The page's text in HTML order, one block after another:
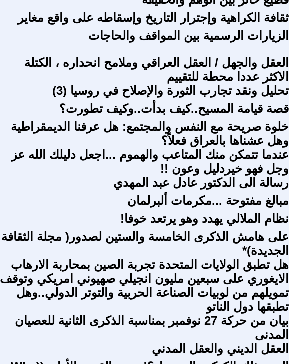
ثقافة الكراهية وإجترار التاريخ وإسقاطه على واقع مغاير
الزيارات الرسمية بين المواقف والحاجات
العقل والجهل / العقل العراقي وملامح انحداره ، الكتلة
الاكثر عددا محطة للتقييم
تحليل ونقد تجارب الثورة والإصلاح في روسيا (3)
قصة قيامة المسيح..كيف بدأت..وكيف تطورت؟
خلوة صريحة مع النفس والمجتمع: هل عرفنا الديمقراطية
وهل عشناها بالعراق فعلاً؟
عندما تتمكن منك المتاعب والهموم ...اجعل دليلك الله عز
وجل فهو خيردليل وعون !!
رسالة الى الدكتور عادل عبد المهدي
مبالغ مفتوحة ...مكرمات ألبرلمان
نظام الملالي يهدد وهو يرتعد خوفا!
على هامش الذكرى الخامسة والستين لصدور( مجلة الثقافة
الجديدة)*
هل تطبق الولايات المتحدة تجربة الصين بمحاربة الارهاب
الايغوري على سبعين مليون انجيلي صهيوني امريكي وتوقف
تمويلهم من لوبيات الصناعة الحربية والتوتر الدولي..وهل
تطبقها دول الناتو
بيان من حركة 27 نوفمبر بمناسبة الذكرى الثانية للعصيان
المدنى
العقل الديني والعقل المدني